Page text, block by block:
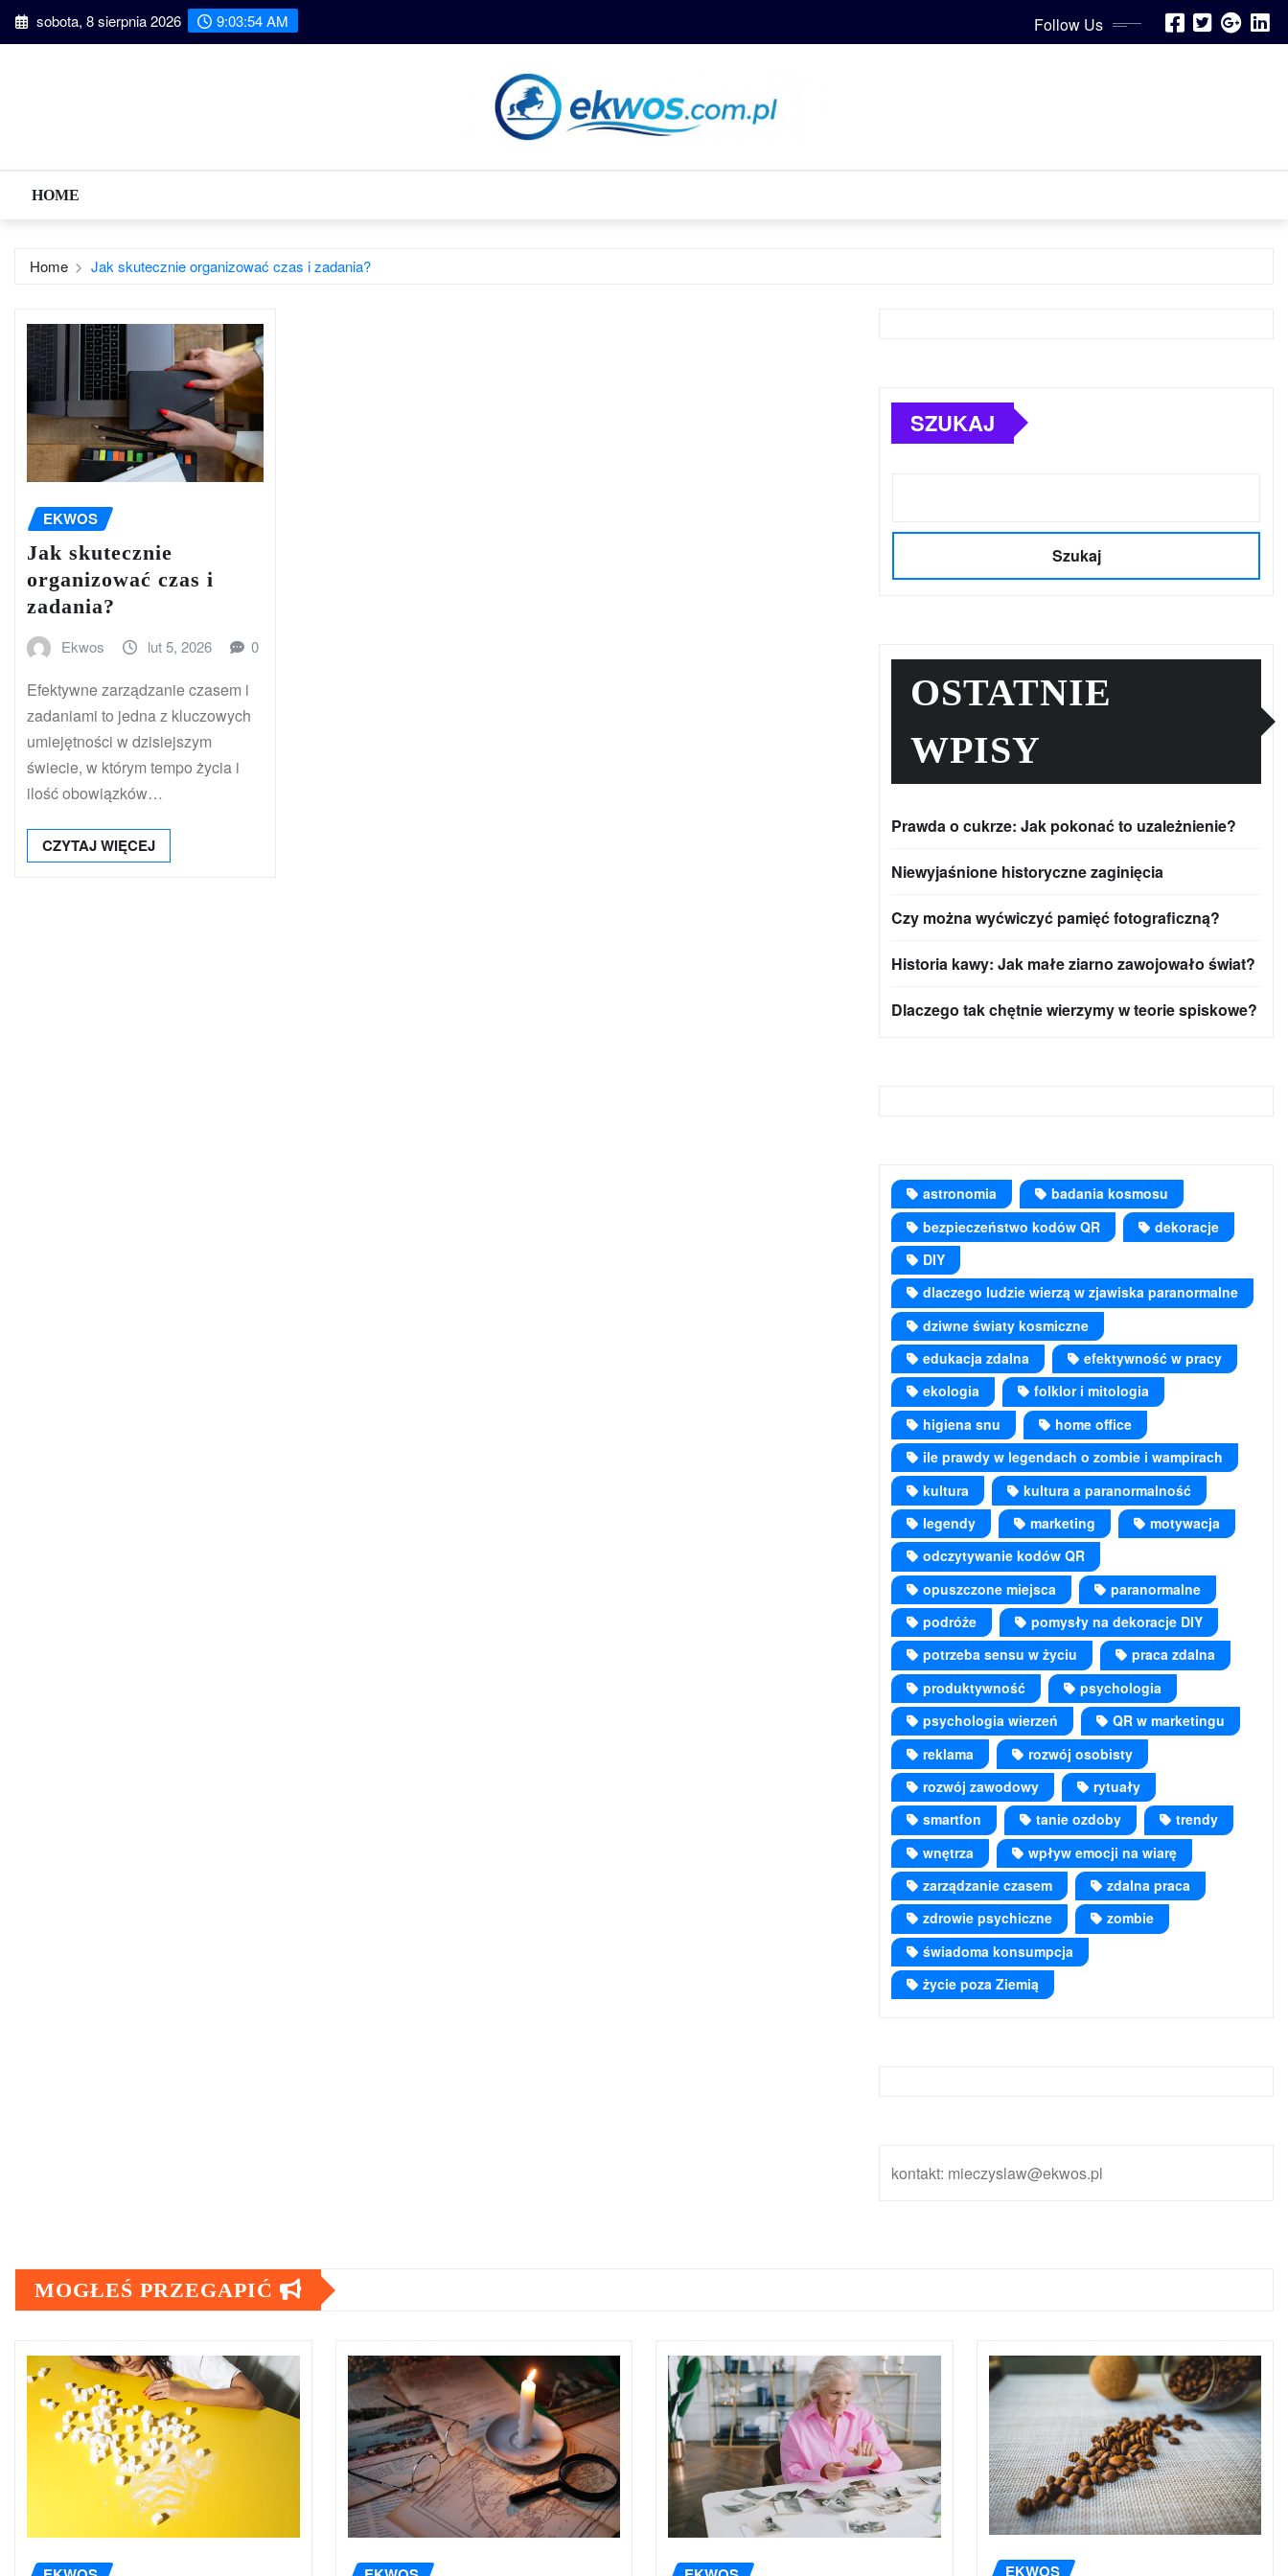
Skip sobota, 8 sierpnia 2026 9:03:55 AM Follow Us
HOME
Home Jak skutecznie organizować czas i zadania?
EKWOS
Jak skutecznie
organizować czas i
zadania?
Ekwos lut 5, 2026 0
Efektywne zarządzanie czasem i
zadaniami to jedna z kluczowych
umiejętności w dzisiejszym
świecie, w którym tempo życia i
ilość obowiązków…
CZYTAJ WIĘCEJ
SZUKAJ
Szukaj
OSTATNIE
WPISY
Prawda o cukrze: Jak pokonać to uzależnienie?
Niewyjaśnione historyczne zaginięcia
Czy można wyćwiczyć pamięć fotograficzną?
Historia kawy: Jak małe ziarno zawojowało świat?
Dlaczego tak chętnie wierzymy w teorie spiskowe?
astronomia
badania kosmosu
bezpieczeństwo kodów QR
dekoracje
DIY
dlaczego ludzie wierzą w zjawiska paranormalne
dziwne światy kosmiczne
edukacja zdalna
efektywność w pracy
ekologia
folklor i mitologia
higiena snu
home office
ile prawdy w legendach o zombie i wampirach
kultura
kultura a paranormalność
legendy
marketing
motywacja
odczytywanie kodów QR
opuszczone miejsca
paranormalne
podróże
pomysły na dekoracje DIY
potrzeba sensu w życiu
praca zdalna
produktywność
psychologia
psychologia wierzeń
QR w marketingu
reklama
rozwój osobisty
rozwój zawodowy
rytuały
smartfon
tanie ozdoby
trendy
wnętrza
wpływ emocji na wiarę
zarządzanie czasem
zdalna praca
zdrowie psychiczne
zombie
świadoma konsumpcja
życie poza Ziemią
kontakt: mieczyslaw@ekwos.pl
MOGŁEŚ PRZEGAPIĆ
EKWOS